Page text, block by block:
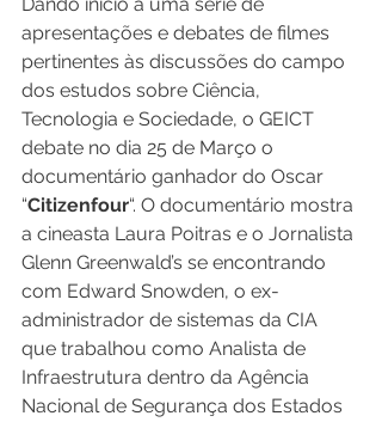
apresentações e debates de filmes
pertinentes às discussões do campo
dos estudos sobre Ciência,
Tecnologia e Sociedade, o GEICT
debate no dia 25 de Março o
documentário ganhador do Oscar
“Citizenfour“. O documentário mostra
a cineasta Laura Poitras e o Jornalista
Glenn Greenwald’s se encontrando
com Edward Snowden, o ex-
administrador de sistemas da CIA
que trabalhou como Analista de
Infraestrutura dentro da Agência
Nacional de Segurança dos Estados